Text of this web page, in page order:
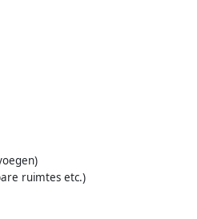
ruimtes etc.)